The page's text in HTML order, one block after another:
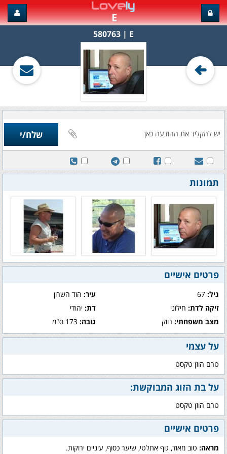
E
E‏ | 580763
תמונות
פרטים אישיים
גיל: עיר:הוד השרון
זיקה לדת: חילוני דת:יהודי
מצב משפחתי: רווק גובה:173 ס"מ
על עצמי
טרם הוזן טקסט
על בת הזוג המבוקשת:
טרם הוזן טקסט
פרטים אישיים
מראה: טוב מאוד, גוף אתלטי, שיער כסוף, עיניים ירוקות.